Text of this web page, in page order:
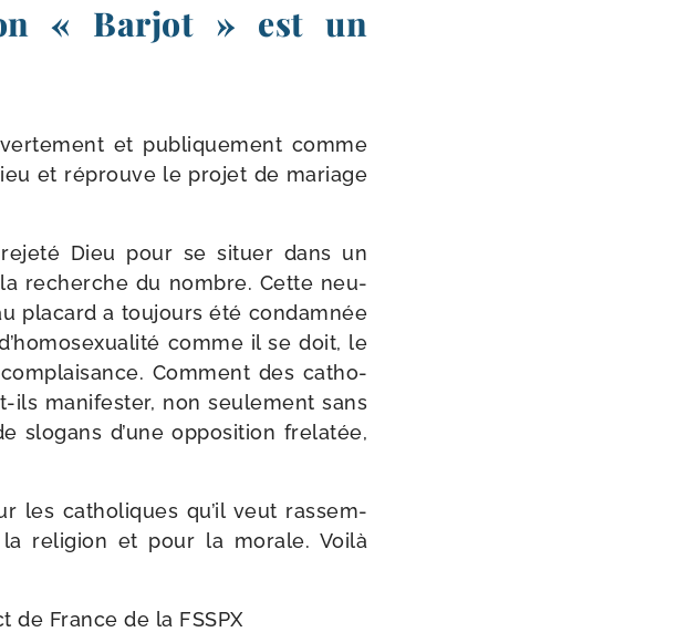
« Barjot » est un
et publi­que­ment comme
et réprouve le pro­jet de mariage
Dieu pour se situer dans un
recherche du nombre. Cette neu­
pla­card a tou­jours été condam­née
comme il se doit, le
Comment des catho­
​ils mani­fes­ter, non seule­ment sans
slo­gans d’une oppo­si­tion fre­la­tée,
les catho­liques qu’il veut ras­sem­
reli­gion et pour la morale. Voilà
de France de la FSSPX